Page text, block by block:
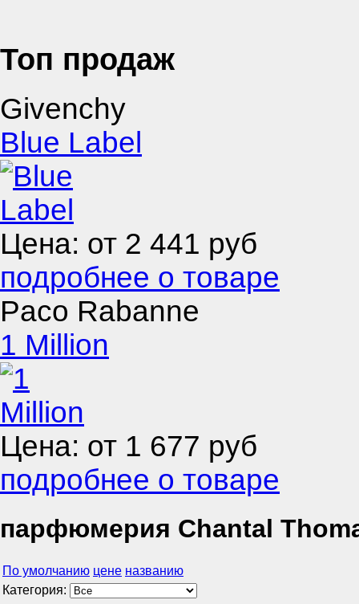
Топ продаж
Givenchy
Blue Label
Цена: от 2 441 руб
подробнее о товаре
Paco Rabanne
1 Million
Цена: от 1 677 руб
подробнее о товаре
парфюмерия Chantal
По умолчанию цене названию
Категория: